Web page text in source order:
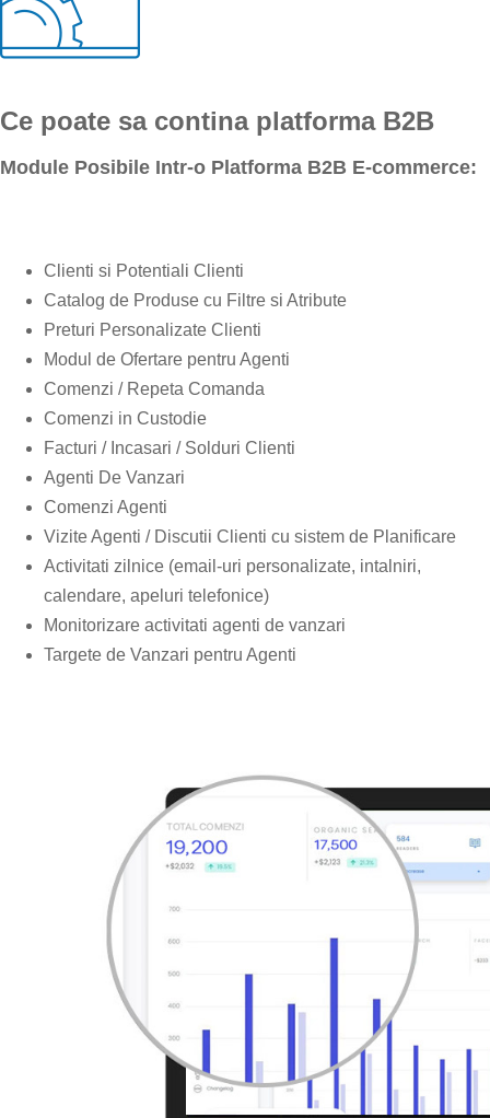
Ce poate sa contina platforma B2B
Module Posibile Intr-o Platforma B2B E-commerce:
Clienti si Potentiali Clienti
Catalog de Produse cu Filtre si Atribute
Preturi Personalizate Clienti
Modul de Ofertare pentru Agenti
Comenzi / Repeta Comanda
Comenzi in Custodie
Facturi / Incasari / Solduri Clienti
Agenti De Vanzari
Comenzi Agenti
Vizite Agenti / Discutii Clienti cu sistem de Planificare
Activitati zilnice (email-uri personalizate, intalniri,
calendare, apeluri telefonice)
Monitorizare activitati agenti de vanzari
Targete de Vanzari pentru Agenti